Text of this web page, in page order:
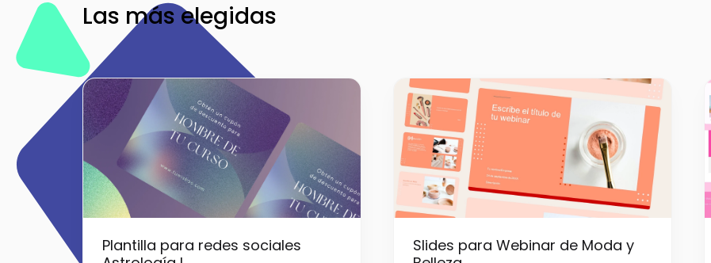
Las más elegidas
Plantilla para redes sociales
Slides para Webinar de Moda y